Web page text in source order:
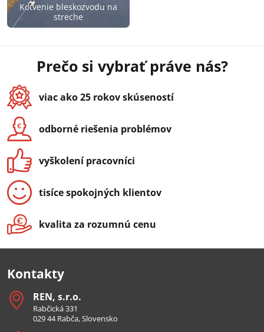
Kotvenie bleskozvodu na
streche
Prečo si vybrať práve nás?
viac ako 25 rokov skúseností
odborné riešenia problémov
vyškolení pracovníci
tisíce spokojných klientov
kvalita za rozumnú cenu
Kontakty
REN, s​.r​.o​.
Rabčická 331
029 44 Rabča, Slovensko